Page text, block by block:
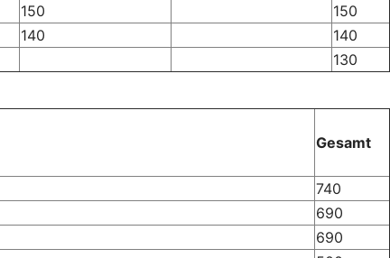
150
150
140
140
130
Gesamt
740
690
690